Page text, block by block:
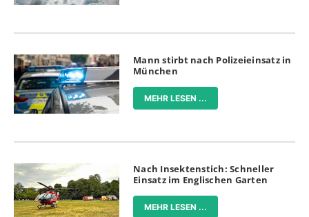
Mann stirbt nach Polizeieinsatz in
München
MEHR LESEN ...
Nach Insektenstich: Schneller
Einsatz im Englischen Garten
MEHR LESEN ...